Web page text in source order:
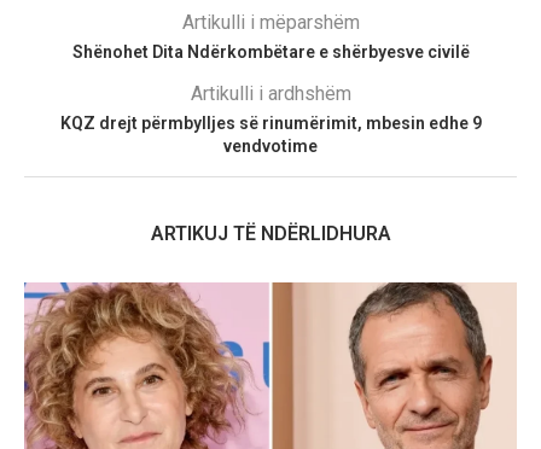
Artikulli i mëparshëm
Shënohet Dita Ndërkombëtare e shërbyesve civilë
Artikulli i ardhshëm
KQZ drejt përmbylljes së rinumërimit, mbesin edhe 9
vendvotime
ARTIKUJ TË NDËRLIDHURA